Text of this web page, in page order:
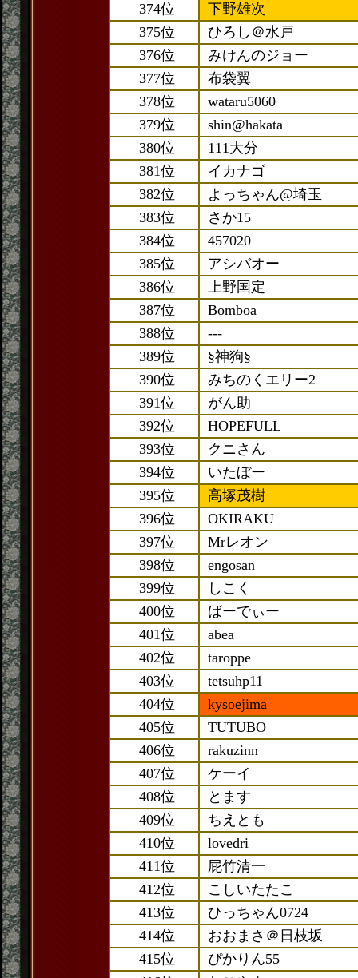
374位
下野雄次
375位
ひろし＠水戸
376位
みけんのジョー
377位
布袋翼
378位
wataru5060
379位
shin@hakata
380位
111大分
381位
イカナゴ
382位
よっちゃん@埼玉
383位
さか15
384位
457020
385位
アシバオー
386位
上野国定
387位
Bomboa
388位
---
389位
§神狗§
390位
みちのくエリー2
391位
がん助
392位
HOPEFULL
393位
クニさん
394位
いたぼー
395位
高塚茂樹
396位
OKIRAKU
397位
Mrレオン
398位
engosan
399位
しこく
400位
ばーでぃー
401位
abea
402位
taroppe
403位
tetsuhp11
404位
kysoejima
405位
TUTUBO
406位
rakuzinn
407位
ケーイ
408位
とます
409位
ちえとも
410位
lovedri
411位
屁竹清一
412位
こしいたたこ
413位
ひっちゃん0724
414位
おおまさ＠日枝坂
415位
ぴかりん55